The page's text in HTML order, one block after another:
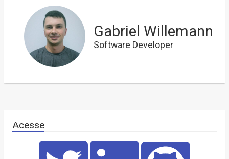
Gabriel Willemann
Software Developer
Acesse